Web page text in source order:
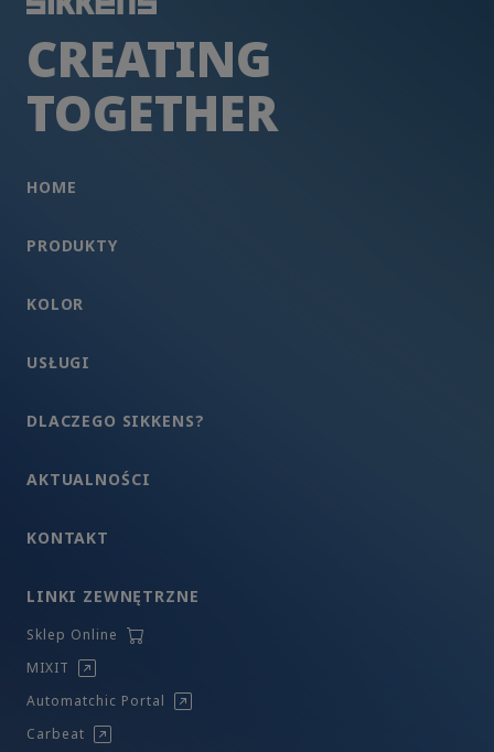
CREATING
TOGETHER
HOME
PRODUKTY
KOLOR
USŁUGI
DLACZEGO SIKKENS?
AKTUALNOŚCI
KONTAKT
LINKI ZEWNĘTRZNE
Sklep Online
MIXIT
Automatchic Portal
Carbeat